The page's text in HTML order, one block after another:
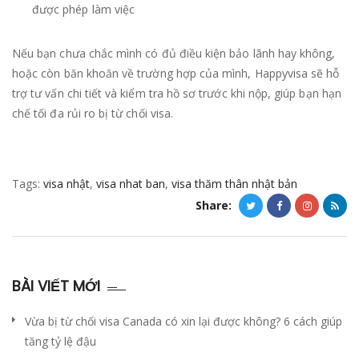
được phép làm việc
Nếu bạn chưa chắc mình có đủ điều kiện bảo lãnh hay không,
hoặc còn băn khoăn về trường hợp của mình, Happyvisa sẽ hỗ
trợ tư vấn chi tiết và kiểm tra hồ sơ trước khi nộp, giúp bạn hạn
chế tối đa rủi ro bị từ chối visa.
Tags: visa nhật, visa nhat ban, visa thăm thân nhật bản
Share:
BÀI VIẾT MỚI
Vừa bị từ chối visa Canada có xin lại được không? 6 cách giúp
tăng tỷ lệ đậu